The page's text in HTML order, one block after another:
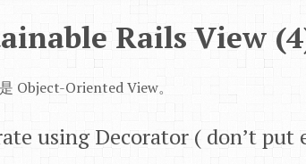
Rails View
Object-Oriented View。
using Decorator ( don’t